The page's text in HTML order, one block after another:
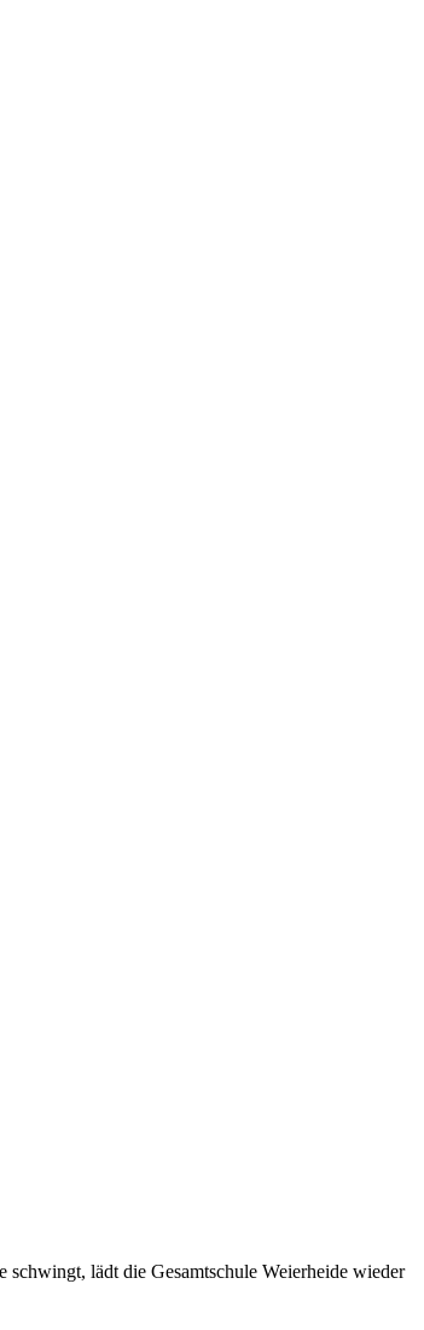
lädt die Gesamtschule Weierheide wieder